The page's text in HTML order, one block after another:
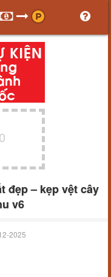
đẹp – kẹp vệt cây
v6
2025